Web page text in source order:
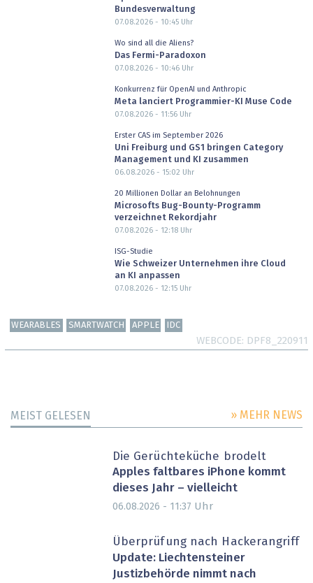
Bundesverwaltung
07.08.2026 - 10:45Uhr
Wo sind all die Aliens?
Das Fermi-Paradoxon
07.08.2026 - 10:46Uhr
Konkurrenz für OpenAI und Anthropic
Meta lanciert Programmier-KI Muse Code
07.08.2026 - 11:56Uhr
Erster CAS im September 2026
Uni Freiburg und GS1 bringen Category
Management und KI zusammen
06.08.2026 - 15:02 Uhr
20 Millionen Dollar an Belohnungen
Microsofts Bug-Bounty-Programm
verzeichnet Rekordjahr
07.08.2026 - 12:18Uhr
ISG-Studie
Wie Schweizer Unternehmen ihre Cloud
an KI anpassen
07.08.2026 - 12:15Uhr
WEARABLES SMARTWATCH APPLE IDC
WEBCODE DPF8_220911
MEIST GELESEN » MEHR NEWS
Die Gerüchteküche brodelt
Apples faltbares iPhone kommt
dieses Jahr – vielleicht
06.08.2026 - 11:37 Uhr
Überprüfung nach Hackerangriff
Update: Liechtensteiner
Justizbehörde nimmt nach